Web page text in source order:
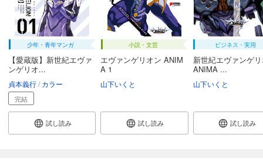
少年・青年マンガ
【愛蔵版】新世紀エヴァ
ンゲリオ...
貞本義行 カラー
完結
試し読み
小説・文芸
エヴァンゲリオン ANIM
A 1
山下いくと
試し読み
ビジネス・実用
新世紀エヴァンゲ
ANIMA ...
山下いくと
試し読み